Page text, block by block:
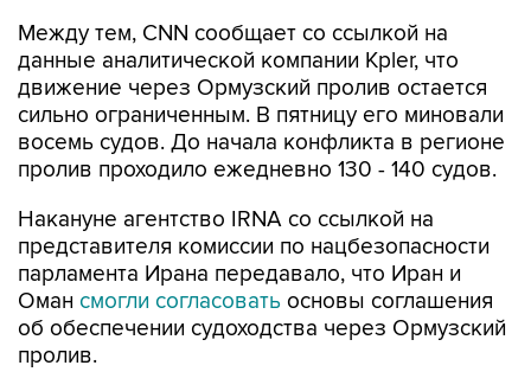
Между тем, CNN сообщает со ссылкой на
данные аналитической компании Kpler, что
движение через Ормузский пролив остается
сильно ограниченным. В пятницу его миновали
восемь судов. До начала конфликта в регионе
пролив проходило ежедневно 130 - 140 судов.
Накануне агентство IRNA со ссылкой на
представителя комиссии по нацбезопасности
парламента Ирана передавало, что Иран и
Оман смогли согласовать основы соглашения
об обеспечении судоходства через Ормузский
пролив.